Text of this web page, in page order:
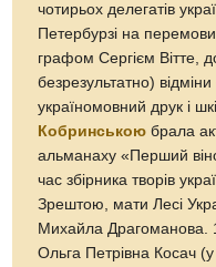
чотирьох делегатів
Петербурзі на
графом Сергієм Вітте,
безрезультатно)
україномовний друк і
Кобринською брала
альманаху «Перший
час збірника творів
Зрештою, мати Лесі
Михайла Драгоманова.
Ольга Петрівна Косач